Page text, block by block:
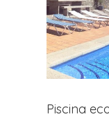
Piscina